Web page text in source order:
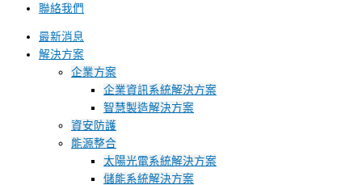
聯絡我們
最新消息
解決方案
企業方案
企業資訊系統解決方案
智慧製造解決方案
資安防護
能源整合
太陽光電系統解決方案
儲能系統解決方案